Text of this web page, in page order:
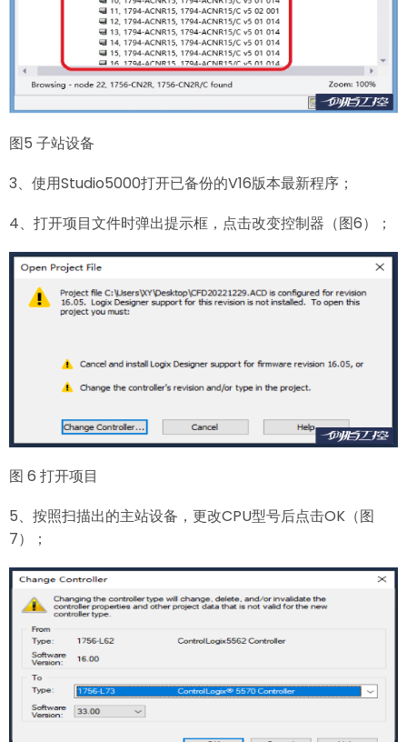
图5 子站设备
3、使用Studio5000打开已备份的V16版本最新程序；
4、打开项目文件时弹出提示框，点击改变控制器（图6）；
图 6 打开项目
5、按照扫描出的主站设备，更改CPU型号后点击OK（图
7）；